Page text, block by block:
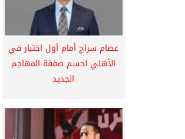
عصام سراج أمام أول اختبار في
الأهلي لحسم صفقة المهاجم
الجديد